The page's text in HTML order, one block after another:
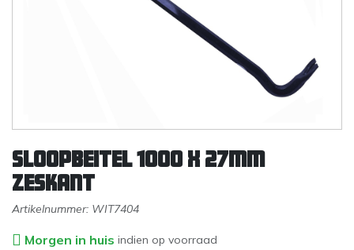
Sloopbeitel 1000 x 27mm
zeskant
Artikelnummer: WIT7404
Morgen in huis indien op voorraad